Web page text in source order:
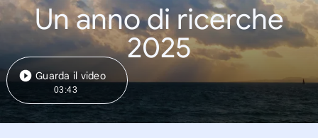
Un anno di ricerche
2025
Guarda il video
03:43